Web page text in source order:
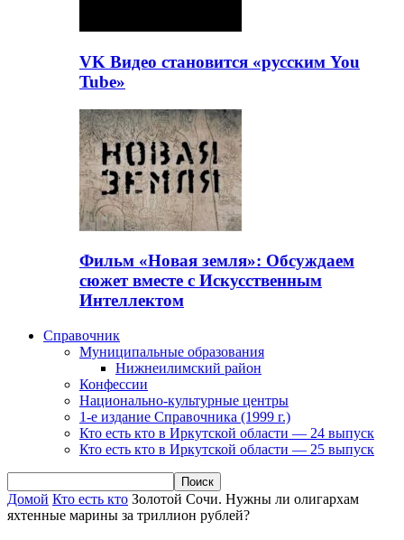
VK Видео становится «русским You
Tube»
Фильм «Новая земля»: Обсуждаем
сюжет вместе с Искусственным
Интеллектом
Справочник
Муниципальные образования
Нижнеилимский район
Конфессии
Национально-культурные центры
1-е издание Справочника (1999 г.)
Кто есть кто в Иркутской области — 24 выпуск
Кто есть кто в Иркутской области — 25 выпуск
Домой Кто есть кто Золотой Сочи. Нужны ли олигархам
яхтенные марины за триллион рублей?